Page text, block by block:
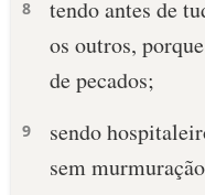
8
tendo antes de
os outros,
de pecados;
9
sendo
sem